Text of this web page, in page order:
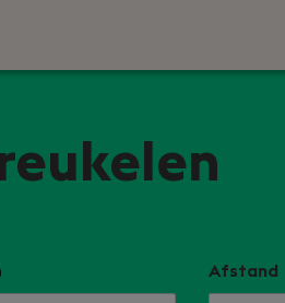
Afstand